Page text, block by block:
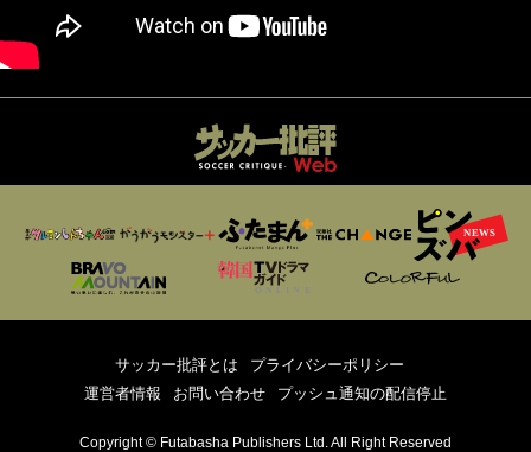
サッカー批評とは
プライバシーポリシー
運営者情報
お問い合わせ プッシュ通知の配信停止
Copyright © Futabasha Publishers Ltd. All Right Reserved